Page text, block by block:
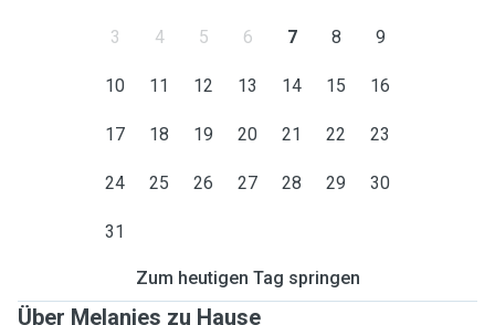
3 4 5 6 7 8 9
10 11 12 13 14 15 16
17 18 19 20 21 22 23
24 25 26 27 28 29 30
31
Zum heutigen Tag springen
Über Melanies zu Hause